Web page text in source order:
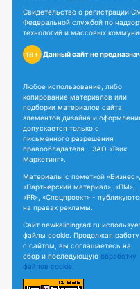
Свидетельство о
Федеральной службой по
технологий и массовых
18+ Данный сайт не
Любое использование, либо
копирование материалов или
подборки материалов сайта,
элементов дизайна и
допускается только с
письменного разрешения
правообладателя - ЗАО «Твик
Маркетинг».
Материалы с пометкой «Бизнес»,
«Партнерский материал», «ПМ»,
«PR», «Спецпроект» -
на правах рекламы.
Сайт newkaliningrad.ru
файлы cookie. Продолжая работу
с сайтом, вы соглашаетесь на
сбор и последующую обработку
файлов cookie.